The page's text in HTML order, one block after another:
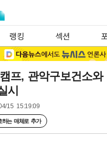
랭킹 섹션
프, 관악구보건소와
시
15 15:19:09
하는 매체로 추가